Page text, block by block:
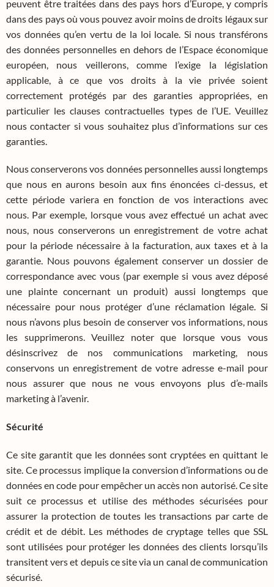
peuvent être traitées dans des pays hors d’Europe, y compris
dans des pays où vous pouvez avoir moins de droits légaux sur
vos données qu’en vertu de la loi locale. Si nous transférons
des données personnelles en dehors de l’Espace économique
européen, nous veillerons, comme l’exige la législation
applicable, à ce que vos droits à la vie privée soient
correctement protégés par des garanties appropriées, en
particulier les clauses contractuelles types de l’UE. Veuillez
nous contacter si vous souhaitez plus d’informations sur ces
garanties.
Nous conserverons vos données personnelles aussi longtemps
que nous en aurons besoin aux fins énoncées ci-dessus, et
cette période variera en fonction de vos interactions avec
nous. Par exemple, lorsque vous avez effectué un achat avec
nous, nous conserverons un enregistrement de votre achat
pour la période nécessaire à la facturation, aux taxes et à la
garantie. Nous pouvons également conserver un dossier de
correspondance avec vous (par exemple si vous avez déposé
une plainte concernant un produit) aussi longtemps que
nécessaire pour nous protéger d’une réclamation légale. Si
nous n’avons plus besoin de conserver vos informations, nous
les supprimerons. Veuillez noter que lorsque vous vous
désinscrivez de nos communications marketing, nous
conservons un enregistrement de votre adresse e-mail pour
nous assurer que nous ne vous envoyons plus d’e-mails
marketing à l’avenir.
Sécurité
Ce site garantit que les données sont cryptées en quittant le
site. Ce processus implique la conversion d’informations ou de
données en code pour empêcher un accès non autorisé. Ce site
suit ce processus et utilise des méthodes sécurisées pour
assurer la protection de toutes les transactions par carte de
crédit et de débit. Les méthodes de cryptage telles que SSL
sont utilisées pour protéger les données des clients lorsqu’ils
transitent vers et depuis ce site via un canal de communication
sécurisé.